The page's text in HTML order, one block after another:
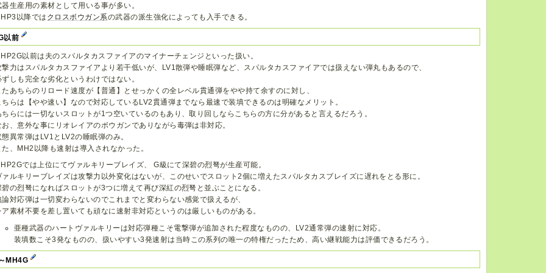
器生産用の素材として用いる事が多い。
以降では クロスボウガン系の武器の派生強化によっても入手できる。
以前
以前は夫のスパルタカスファイアのマイナーチェンジといった扱い。
撃力はスパルタカスファイアより若干低いが、LV1散弾や睡眠弾など、スパルタカスファイアでは扱えない弾丸もあるので、
ずしも完全な劣化というわけではない。
たあちらのリロード速度が【普通】とせっかくの全レベル貫通弾をやや持て余すのに対し、
ちらは【やや速い】なので対応しているLV2貫通弾までなら最速で装填できるのは明確なメリット。
ちらには一切ないスロットが1つ空いているのもあり、取り回しならこちらの方に分があると言えるだろう。
お、意外な事にリオレイアのボウガンでありながら毒弾は非対応。
態異常弾はLV1とLV2の睡眠弾のみ。
た、MH2以降も速射は導入されなかった。
では上位にてヴァルキリーブレイズ、 G級にて深碧の烈弩が生産可能。
ァルキリーブレイズは攻撃力以外変化はないが、このせいでスロット2個に増えたスパルタカスブレイズに遅れをとる形に。
碧の烈弩になればスロットが3つに増えて再び深紅の烈弩と並ぶことになる。
論対応弾は一切変わらないのでこれまでと変わらない感覚で扱えるが、
ア素材不要を差し置いても頑なに速射非対応というのは厳しいものがある。
亜種武器のハートヴァルキリーは対応弾種こそ電撃弾が追加された程度なものの、LV2通常弾の速射に対応。
装填数こそ3発なものの、扱いやすい3発速射は当時この系列の唯一の特権だったため、高い継戦能力は評価できるだろう。
MH4G